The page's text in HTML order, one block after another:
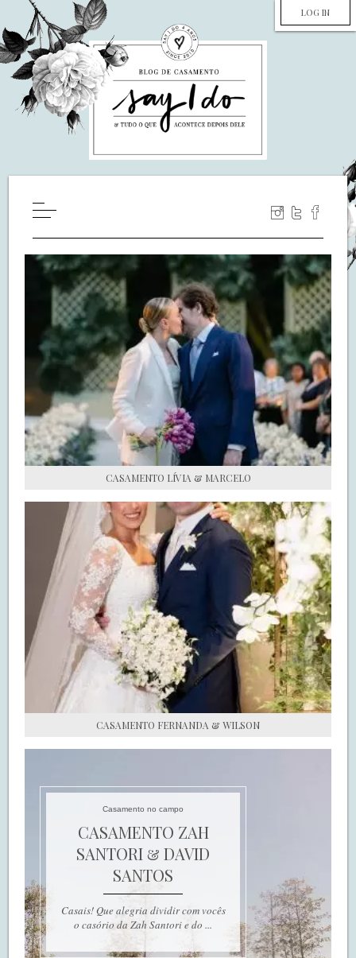
LOG IN
WILL YOU MARRY ME?
LUA DE MEL
COZINHA
DECORAÇÃO
DE NOIVA PRA NOIVA
S.O.S CASADAS
FALE COM O SAY I DO
CASAMENTO LÍVIA & MARCELO
CASAMENTO FERNANDA & WILSON
Casamento no campo
CASAMENTO ZAH
SANTORI & DAVID
SANTOS
Casais! Que alegria dividir com vocês
o casório da Zah Santori e do ...